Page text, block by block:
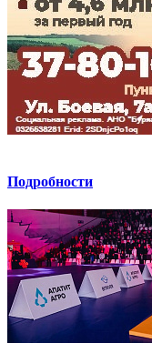
Подробности